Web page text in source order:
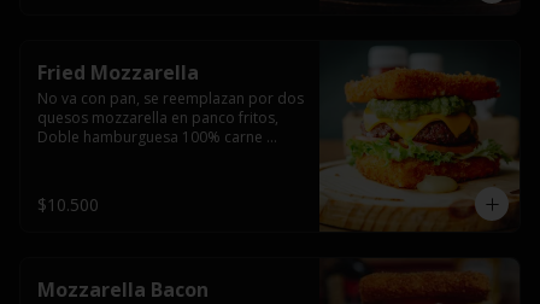
Fried Mozzarella
No va con pan, se reemplazan por dos
quesos mozzarella en panco fritos,
Doble hamburguesa 100% carne
$10.500
Mozzarella Bacon